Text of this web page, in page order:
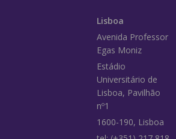
Lisboa
Avenida Professor
Egas Moniz
Estádio
Universitário de
Lisboa, Pavilhão
nº1
1600-190, Lisboa